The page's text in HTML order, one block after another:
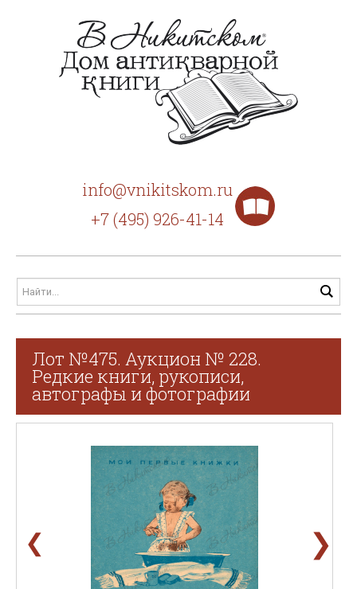
info@vnikitskom.ru
+7 (495) 926-41-14
Лот №475. Аукцион № 228.
Редкие книги, рукописи,
автографы и фотографии
❮ ❯